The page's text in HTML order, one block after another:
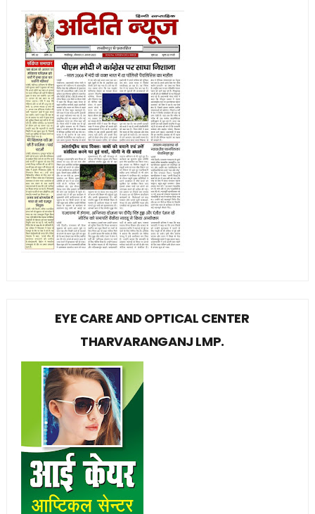
EYE CARE AND OPTICAL CENTER
THARVARANGANJ LMP.